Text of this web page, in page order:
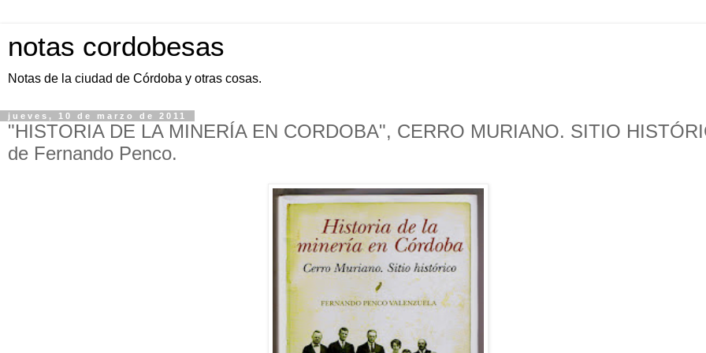
notas cordobesas
Notas de la ciudad de Córdoba y otras cosas.
jueves, 10 de marzo de 2011
"HISTORIA DE LA MINERÍA EN CORDOBA", CERRO MURIANO. SITIO
de Fernando Penco.